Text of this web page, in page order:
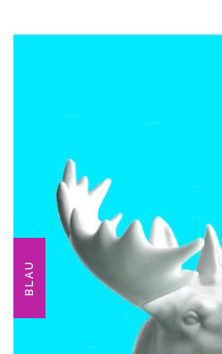
BLAU